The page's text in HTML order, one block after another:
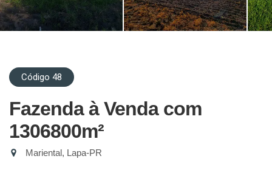
Código 48
Fazenda à Venda com
1306800m²
Mariental, Lapa-PR